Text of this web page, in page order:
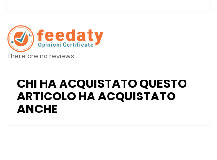
There are no reviews
CHI HA ACQUISTATO QUESTO
ARTICOLO HA ACQUISTATO
ANCHE